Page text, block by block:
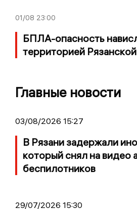
01/08 23:00
БПЛА-опасность
территорией
Главные новости
03/08/2026 15:27
В Рязани задержали
который снял на видео
беспилотников
29/07/2026 15:30